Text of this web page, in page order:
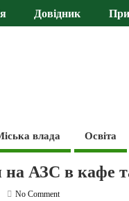
Довідник
влада Освіта
АЗС в кафе
No Comment